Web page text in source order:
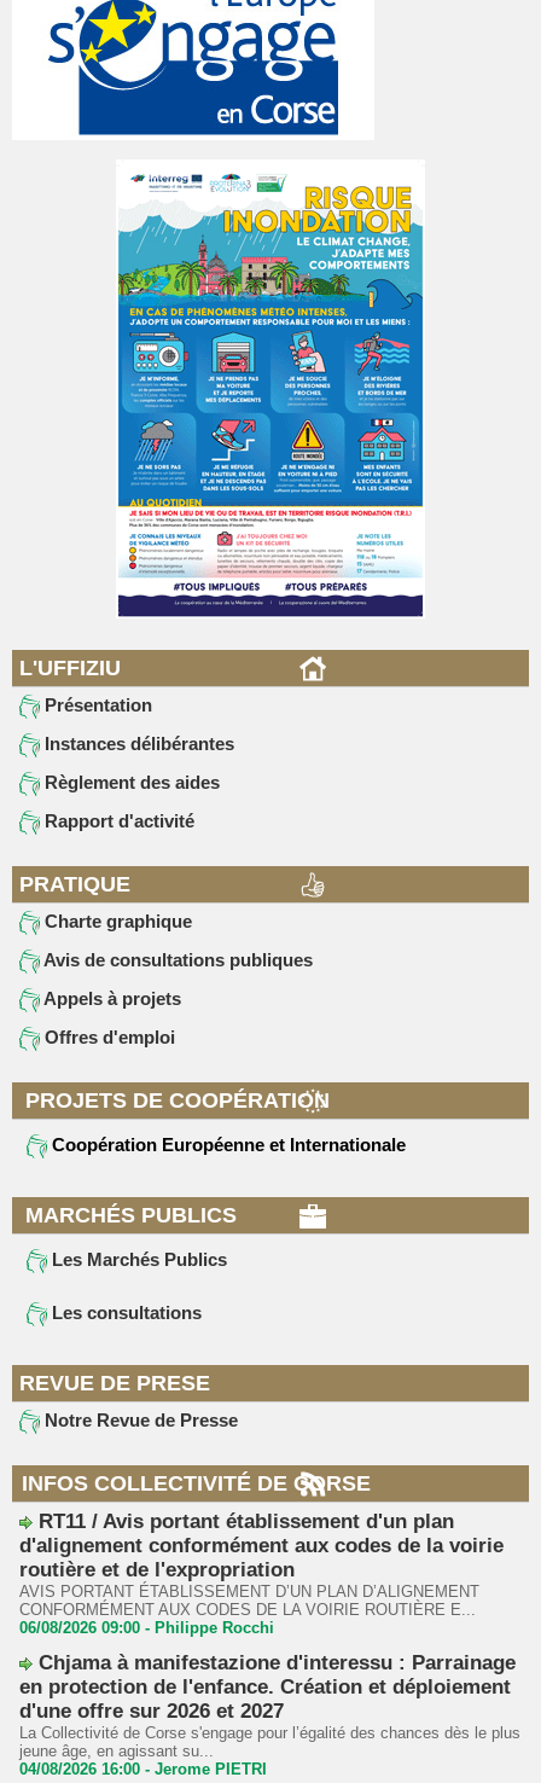
L'UFFIZIU
Présentation
Instances délibérantes
Règlement des aides
Rapport d'activité
PRATIQUE
Charte graphique
Avis de consultations publiques
Appels à projets
Offres d'emploi
PROJETS DE COOPÉRATION
Coopération Européenne et Internationale
MARCHÉS PUBLICS
Les Marchés Publics
Les consultations
REVUE DE PRESE
Notre Revue de Presse
INFOS COLLECTIVITÉ DE CORSE
RT11 / Avis portant établissement d'un plan
d'alignement conformément aux codes de la voirie
routière et de l'expropriation
AVIS PORTANT ÉTABLISSEMENT D’UN PLAN D’ALIGNEMENT
CONFORMÉMENT AUX CODES DE LA VOIRIE ROUTIÈRE E...
06/08/2026 09:00 - Philippe Rocchi
Chjama à manifestazione d'interessu : Parrainage
en protection de l'enfance. Création et déploiement
d'une offre sur 2026 et 2027
La Collectivité de Corse s'engage pour l’égalité des chances dès le plus
jeune âge, en agissant su...
04/08/2026 16:00 - Jerome PIETRI